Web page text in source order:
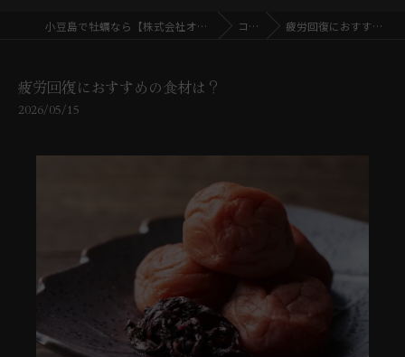
小豆島で牡蠣なら【株式会社オリーブオイスター】 コラム 疲労回復におすすめの食材は？
疲労回復におすすめの食材は？
2026/05/15